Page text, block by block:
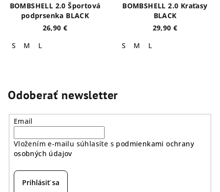
BOMBSHELL 2.0 Športová
podprsenka BLACK
26,90 €
S
M L
BOMBSHELL 2.0 Kraťasy
BLACK
29,90 €
S
M L
Odoberať newsletter
Email
Vložením e-mailu súhlasíte s podmienkami ochrany
osobných údajov
Prihlásiť sa